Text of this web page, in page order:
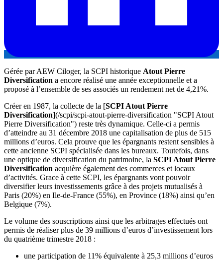
Gérée par AEW Ciloger, la SCPI historique Atout Pierre
Diversification a encore réalisé une année exceptionnelle et a
proposé à l’ensemble de ses associés un rendement net de 4,21%.
Créer en 1987, la collecte de la [SCPI Atout Pierre
Diversification](/scpi/scpi-atout-pierre-diversification "SCPI Atout
Pierre Diversification") reste très dynamique. Celle-ci a permis
d’atteindre au 31 décembre 2018 une capitalisation de plus de 515
millions d’euros. Cela prouve que les épargnants restent sensibles à
cette ancienne SCPI spécialisée dans les bureaux. Toutefois, dans
une optique de diversification du patrimoine, la SCPI Atout Pierre
Diversification acquière également des commerces et locaux
d’activités. Grace à cette SCPI, les épargnants vont pouvoir
diversifier leurs investissements grâce à des projets mutualisés à
Paris (20%) en Ile-de-France (55%), en Province (18%) ainsi qu’en
Belgique (7%).
Le volume des souscriptions ainsi que les arbitrages effectués ont
permis de réaliser plus de 39 millions d’euros d’investissement lors
du quatrième trimestre 2018 :
une participation de 11% équivalente à 25,3 millions d’euros